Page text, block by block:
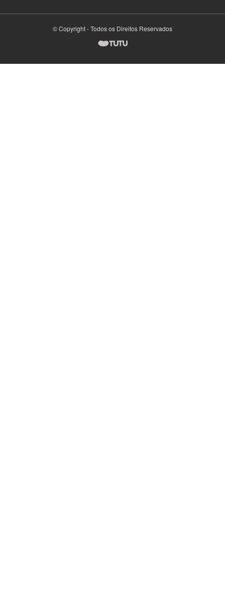
© Copyright - Todos os Direitos Reservados